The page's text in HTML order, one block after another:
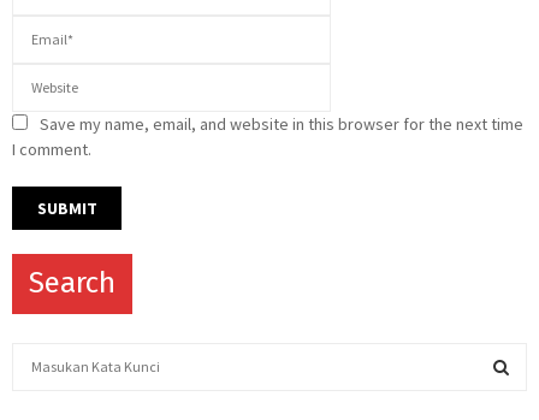
Save my name, email, and website in this browser for the next time
I comment.
Search